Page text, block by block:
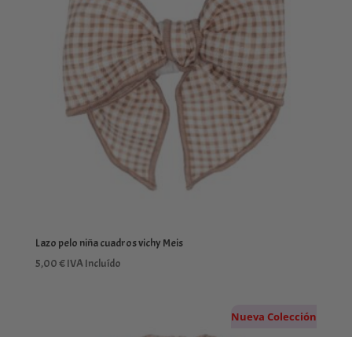
39,99 €
Lazo pelo niña cuadros vichy Meis
5,00€IVA Incluído
Nueva Colección